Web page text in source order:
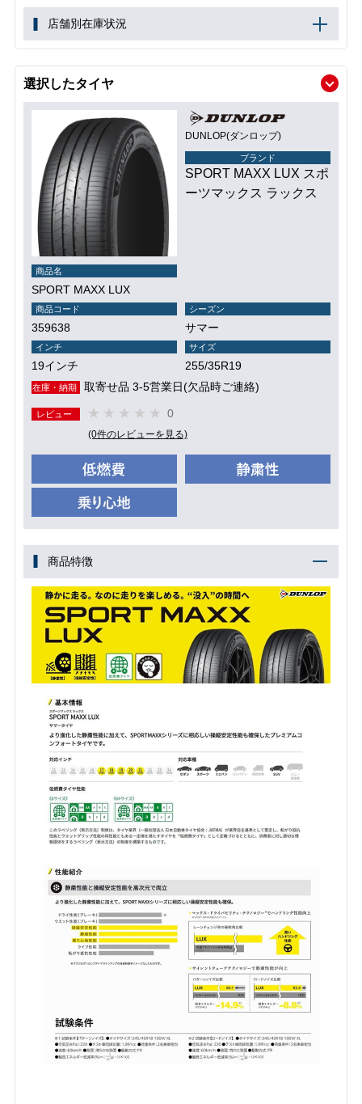
店舗別在庫状況
選択したタイヤ
DUNLOP(ダンロップ)
ブランド
SPORT MAXX LUX スポ
ーツマックス ラックス
商品名
SPORT MAXX LUX
商品コード
359638
シーズン
サマー
インチ
19インチ
サイズ
255/35R19
在庫・納期 取寄せ品 3-5営業日(欠品時ご連絡)
レビュー 0
(0件のレビューを見る)
商品特徴